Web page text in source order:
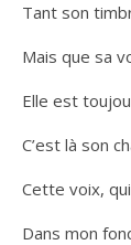
Tant son
Mais que sa
Elle est
C’est là son
Cette voix,
Dans mon